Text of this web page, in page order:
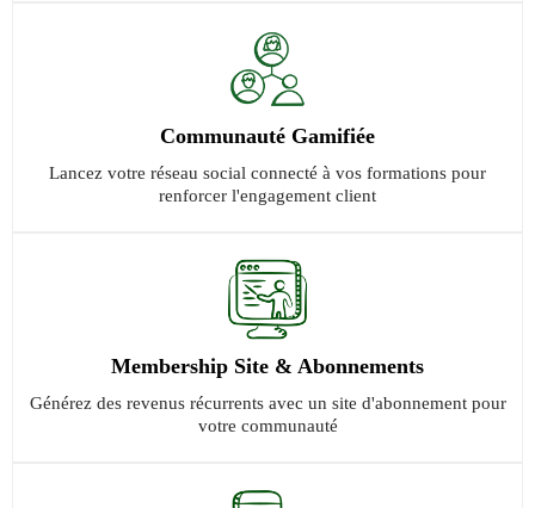
Communauté Gamifiée
Lancez votre réseau social connecté à vos formations pour
renforcer l'engagement client
Membership Site & Abonnements
Générez des revenus récurrents avec un site d'abonnement pour
votre communauté